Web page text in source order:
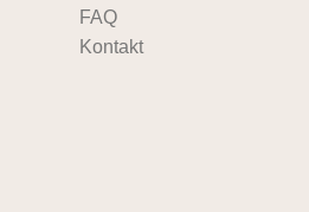
FAQ
Kontakt